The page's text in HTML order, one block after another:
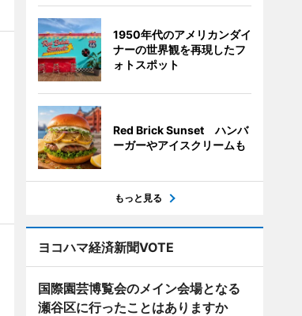
1950年代のアメリカンダイ
ナーの世界観を再現したフ
ォトスポット
Red Brick Sunset ハンバ
ーガーやアイスクリームも
もっと見る
ヨコハマ経済新聞VOTE
国際園芸博覧会のメイン会場となる
瀬谷区に行ったことはありますか